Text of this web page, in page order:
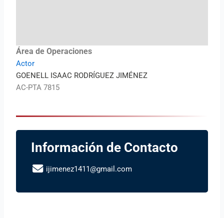
Área de Operaciones
Actor
GOENELL ISAAC RODRÍGUEZ JIMÉNEZ
AC-PTA 7815
Información de Contacto
ijimenez1411@gmail.com